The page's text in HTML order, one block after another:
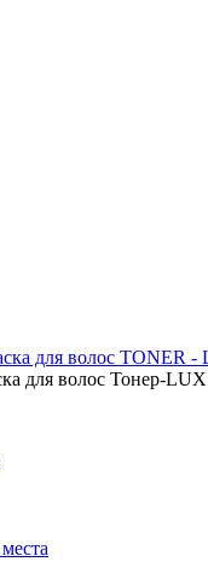
для волос TONER -
для волос Тонер-